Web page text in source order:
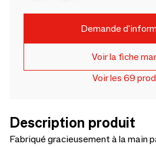
Demande
Voir la fiche
Voir les 69
Description produit
Fabriqué gracieusement à la main